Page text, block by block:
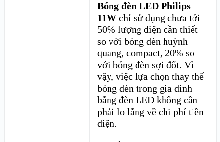
Bóng đèn LED Philips
11Wchỉ sử dụng chưa tới
50% lượng điện cần thiết
so với bóng đèn huỳnh
quang, compact, 20% so
với bóng đèn sợi đốt. Vì
vậy, việc lựa chọn thay thế
bóng đèn trong gia đình
bằng đèn LED không cần
phải lo lắng về chi phí tiền
điện.